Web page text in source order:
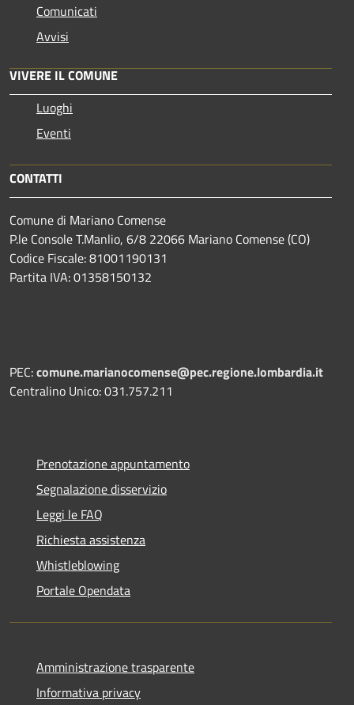
Comunicati
Avvisi
VIVERE IL COMUNE
Luoghi
Eventi
CONTATTI
Comune di Mariano Comense
P.le Console T.Manlio, 6/8 22066 Mariano Comense (CO)
Codice Fiscale: 81001190131
Partita IVA: 01358150132
PEC:comune.marianocomense@pec.regione.lombardia.it
Centralino Unico: 031.757.211
Prenotazione appuntamento
Segnalazione disservizio
Leggi le FAQ
Richiesta assistenza
Whistleblowing
Portale Opendata
Amministrazione trasparente
Informativa privacy